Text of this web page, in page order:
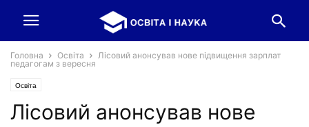
Головна Освіта
Лісовий анонсував нове підвищення зарплат
педагогам з вересня
Освіта
Лісовий анонсував нове